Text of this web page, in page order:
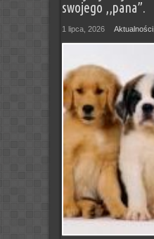
swojego ,,pana”.
1 lipca, 2026 Aktualności,